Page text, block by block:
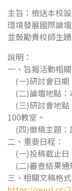
主旨：檢送本校
環境發展國際論
並鼓勵貴校師生
說明：
一、旨揭活動相
(一)研討會日期
(二)論壇地點：
(三)研討會地點
100教室。
(四)徵稿主題：
二、重要日程：
(一)投稿截止日
(二)審查結果通
三、相關文稿格